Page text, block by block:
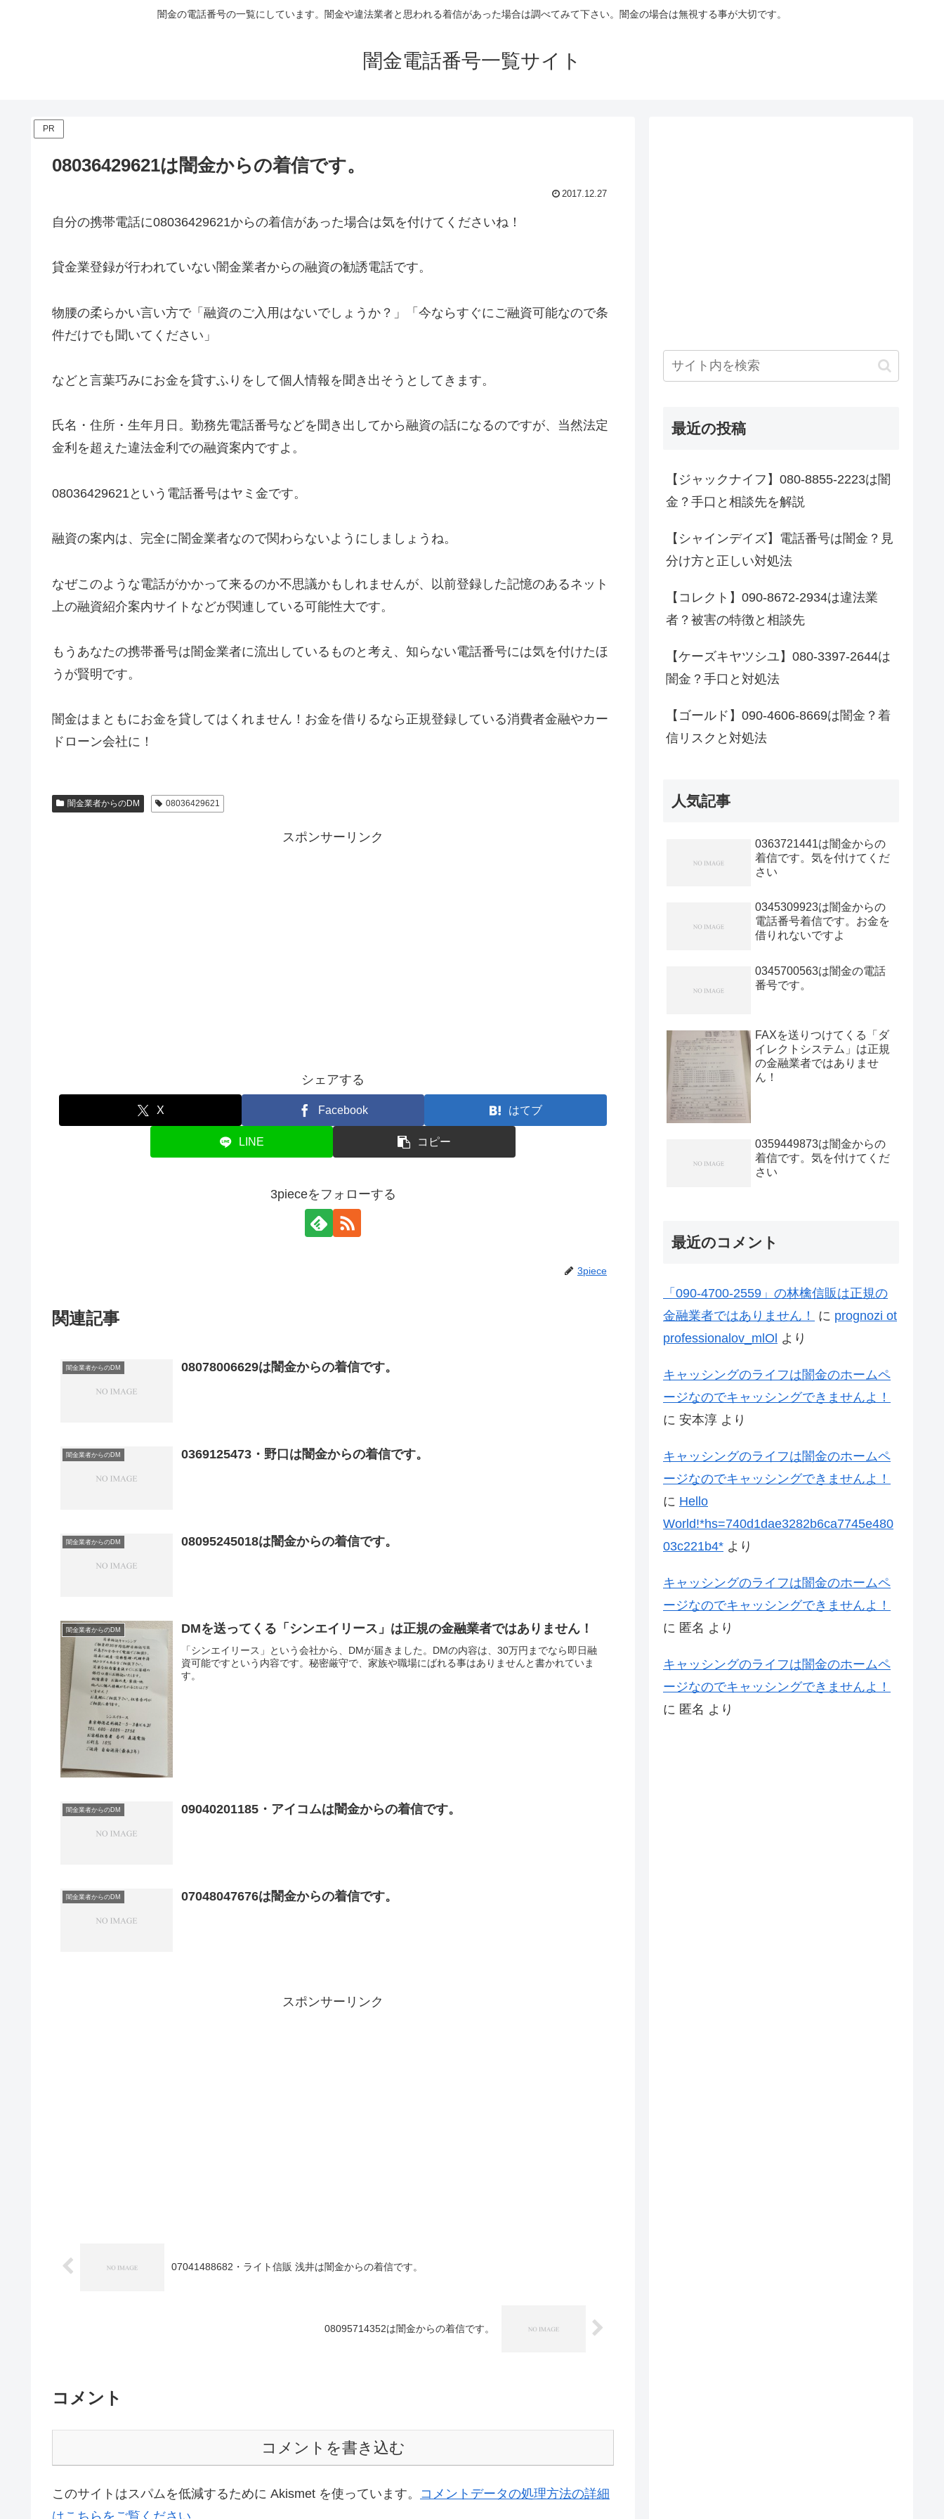
闇金の電話番号の一覧にしています。闇金や違法業者と思われる着信があった場合は調べてみて下さい。闇金の場合は無視する事が大切です。
闇金電話番号一覧サイト
PR
08036429621は闇金からの着信です。
2017.12.27
自分の携帯電話に08036429621からの着信があった場合は気を付けてくださいね！
貸金業登録が行われていない闇金業者からの融資の勧誘電話です。
物腰の柔らかい言い方で「融資のご入用はないでしょうか？」「今ならすぐにご融資可能なので条
件だけでも聞いてください」
などと言葉巧みにお金を貸すふりをして個人情報を聞き出そうとしてきます。
氏名・住所・生年月日。勤務先電話番号などを聞き出してから融資の話になるのですが、当然法定
金利を超えた違法金利での融資案内ですよ。
08036429621 という電話番号はヤミ金です。
融資の案内は、完全に闇金業者なので関わらないようにしましょうね。
なぜこのような電話がかかって来るのか不思議かもしれませんが、以前登録した記憶のあるネット
上の融資紹介案内サイトなどが関連している可能性大です。
もうあなたの携帯番号は闇金業者に流出しているものと考え、知らない電話番号には気を付けたほ
うが賢明です。
闇金はまともにお金を貸してはくれません！お金を借りるなら正規登録している消費者金融やカー
ドローン会社に！
闇金業者からのDM 08036429621
スポンサーリンク
シェアする
X Facebook はてブ
LINE コピー
3pieceをフォローする
3piece
関連記事
闇金業者からのDM 08078006629は闇金からの着信です。
闇金業者からのDM 0369125473・野口は闇金からの着信です。
闇金業者からのDM 08095245018は闇金からの着信です。
闇金業者からのDM DMを送ってくる「シンエイリース」は正規の金融業者ではありません！
「シンエイリース」という会社から、DMが届きました。DMの内容は、30万円までなら即日融
資可能ですという内容です。秘密厳守で、家族や職場にばれる事はありませんと書かれていま
す。
闇金業者からのDM 09040201185・アイコムは闇金からの着信です。
闇金業者からのDM 07048047676は闇金からの着信です。
スポンサーリンク
07041488682・ライト信販 浅井は闇金からの着信です。
08095714352は闇金からの着信です。
コメント
コメントを書き込む
このサイトはスパムを低減するために Akismet を使っています。 コメントデータの処理方法の詳細
はこちらをご覧ください
最近の投稿
【ジャックナイフ】080-8855-2223は闇
金？手口と相談先を解説
【シャインデイズ】電話番号は闇金？見
分け方と正しい対処法
【コレクト】090-8672-2934は違法業
者？被害の特徴と相談先
【ケーズキヤツシユ】080-3397-2644は
闇金？手口と対処法
【ゴールド】090-4606-8669は闇金？着
信リスクと対処法
人気記事
0363721441は闇金からの
着信です。気を付けてくだ
さい
0345309923は闇金からの
電話番号着信です。お金を
借りれないですよ
0345700563は闇金の電話
番号です。
FAXを送りつけてくる「ダ
イレクトシステム」は正規
の金融業者ではありませ
ん！
0359449873は闇金からの
着信です。気を付けてくだ
さい
最近のコメント
「090-4700-2559」の林檎信販は正規の
金融業者ではありません！
に prognozi ot
professionalov_mlOl より
キャッシングのライフは闇金のホームペ
ージなのでキャッシングできませんよ！
に 安本淳 より
キャッシングのライフは闇金のホームペ
ージなのでキャッシングできませんよ！
に Hello
World!*hs=740d1dae3282b6ca7745e480
03c221b4* より
キャッシングのライフは闇金のホームペ
ージなのでキャッシングできませんよ！
に 匿名 より
キャッシングのライフは闇金のホームペ
ージなのでキャッシングできませんよ！
に 匿名 より